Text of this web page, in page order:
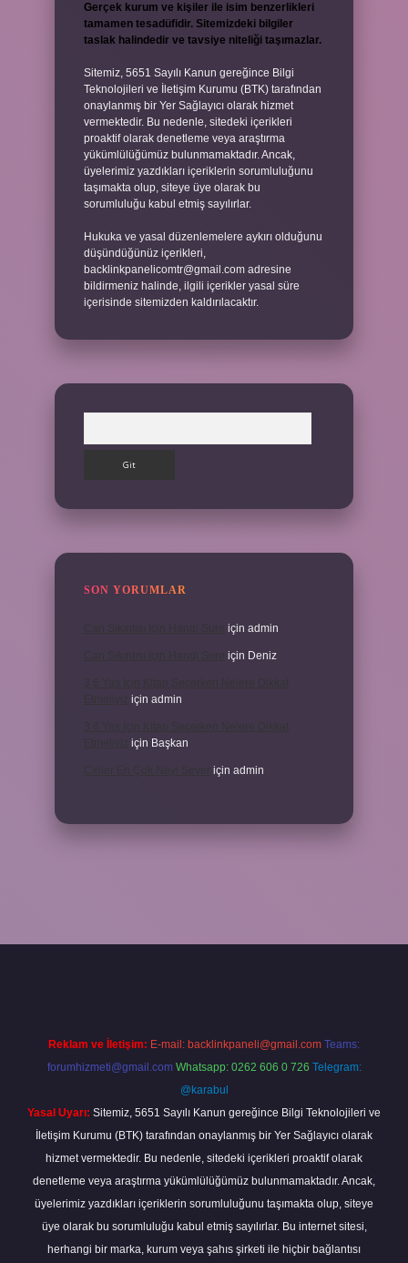
Gerçek kurum ve kişiler ile isim benzerlikleri
tamamen tesadüfidir. Sitemizdeki bilgiler
taslak halindedir ve tavsiye niteliği taşımazlar.
Sitemiz, 5651 Sayılı Kanun gereğince Bilgi
Teknolojileri ve İletişim Kurumu (BTK) tarafından
onaylanmış bir Yer Sağlayıcı olarak hizmet
vermektedir. Bu nedenle, sitedeki içerikleri
proaktif olarak denetleme veya araştırma
yükümlülüğümüz bulunmamaktadır. Ancak,
üyelerimiz yazdıkları içeriklerin sorumluluğunu
taşımakta olup, siteye üye olarak bu
sorumluluğu kabul etmiş sayılırlar.
Hukuka ve yasal düzenlemelere aykırı olduğunu
düşündüğünüz içerikleri,
backlinkpanelicomtr@gmail.com adresine
bildirmeniz halinde, ilgili içerikler yasal süre
içerisinde sitemizden kaldırılacaktır.
SON YORUMLAR
için admin
için Deniz
için admin
için Başkan
Cinler En Çok Neyi Sever için admin
Reklam ve İletişim: E-mail: backlinkpaneli@gmail.com Teams:
forumhizmeti@gmail.com Whatsapp: 0262 606 0 726 Telegram:
@karabul
Yasal Uyarı: Sitemiz, 5651 Sayılı Kanun gereğince Bilgi Teknolojileri ve
İletişim Kurumu (BTK) tarafından onaylanmış bir Yer Sağlayıcı olarak
hizmet vermektedir. Bu nedenle, sitedeki içerikleri proaktif olarak
denetleme veya araştırma yükümlülüğümüz bulunmamaktadır. Ancak,
üyelerimiz yazdıkları içeriklerin sorumluluğunu taşımakta olup, siteye
üye olarak bu sorumluluğu kabul etmiş sayılırlar. Bu internet sitesi,
herhangi bir marka, kurum veya şahıs şirketi ile hiçbir bağlantısı